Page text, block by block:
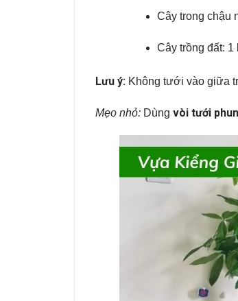
Cây trong chậu
Cây trồng đất:
Lưu ý: Không tưới vào giữa
Mẹo nhỏ: Dùng vòi tưới